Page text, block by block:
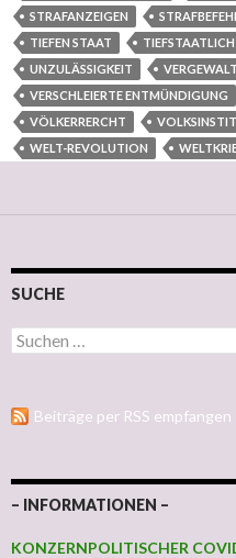
STRAFANZEIGEN
TIEFEN STAAT
TIEFSTAATLICH
UNZULÄSSIGKEIT
VERSCHLEIERTE ENTMÜNDIGUNG
VÖLKERRERCHT
WELT-REVOLUTION
SUCHE
Suchen nach:
Beiträge per RSS empfangen
– INFORMATIONEN –
KONZERNPOLITISCHER